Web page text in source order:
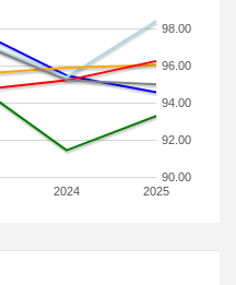
2024 2025
90.00
92.00
94.00
96.00
98.00